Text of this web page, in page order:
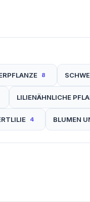
8
LILIENÄHNLICHE
4 BLUMEN